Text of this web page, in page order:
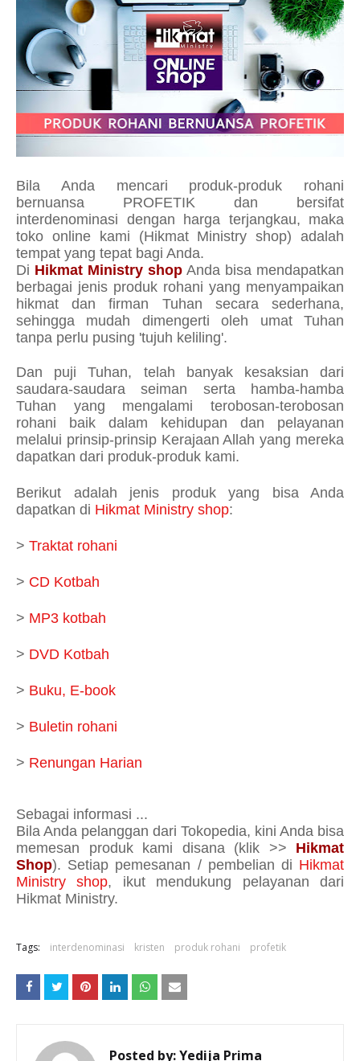
Bila Anda mencari produk-produk rohani
bernuansa PROFETIK dan bersifat
interdenominasi dengan harga terjangkau, maka
toko online kami (Hikmat Ministry shop) adalah
tempat yang tepat bagi Anda.
Di Hikmat Ministry shop Anda bisa mendapatkan
berbagai jenis produk rohani yang menyampaikan
hikmat dan firman Tuhan secara sederhana,
sehingga mudah dimengerti oleh umat Tuhan
tanpa perlu pusing 'tujuh keliling'.
Dan puji Tuhan, telah banyak kesaksian dari
saudara-saudara seiman serta hamba-hamba
Tuhan yang mengalami terobosan-terobosan
rohani baik dalam kehidupan dan pelayanan
melalui prinsip-prinsip Kerajaan Allah yang mereka
dapatkan dari produk-produk kami.
Berikut adalah jenis produk yang bisa Anda
dapatkan di Hikmat Ministry shop:
> Traktat rohani
> CD Kotbah
> MP3 kotbah
> DVD Kotbah
> Buku, E-book
> Buletin rohani
> Renungan Harian
Sebagai informasi ...
Bila Anda pelanggan dari Tokopedia, kini Anda bisa
memesan produk kami disana (klik >> Hikmat
Shop). Setiap pemesanan / pembelian di Hikmat
Ministry shop, ikut mendukung pelayanan dari
Hikmat Ministry.
Tags: interdenominasi kristen produk rohani profetik
Posted by:Yedija Prima